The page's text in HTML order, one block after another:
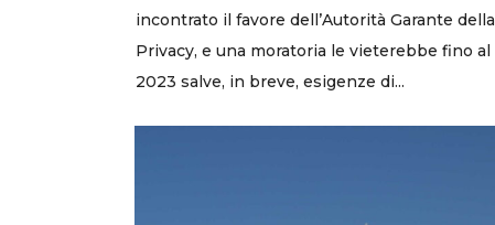
incontrato il favore dell’Autorità Garante della
Privacy, e una moratoria le vieterebbe fino al
2023 salve, in breve, esigenze di...